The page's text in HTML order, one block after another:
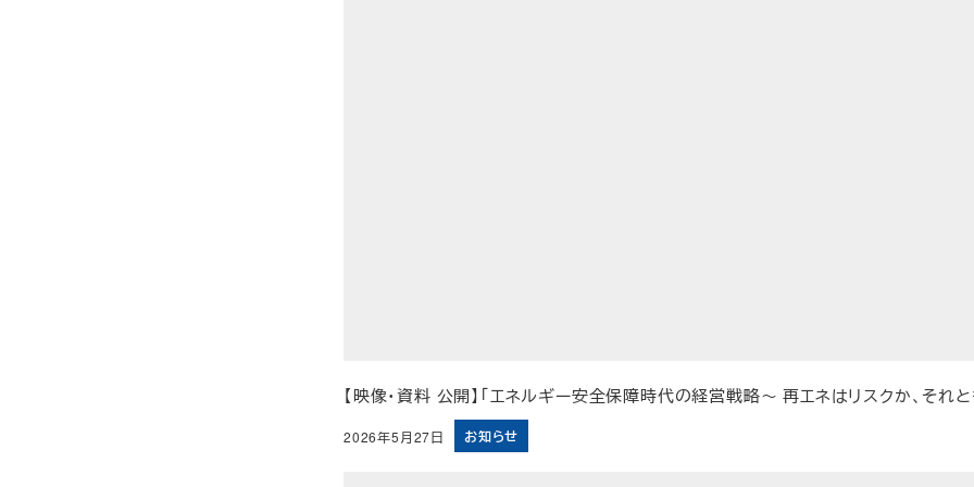
【映像・資料 公開】「エネルギー安全保障時代の経営戦略～ 再エネはリスクか、それ
投稿日
2026年5月27日 お知らせ